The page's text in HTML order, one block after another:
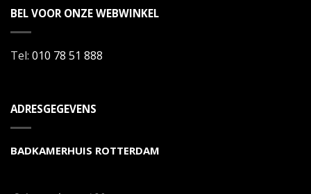
BEL VOOR ONZE WEBWINKEL
Tel: 010 78 51 888
ADRESGEGEVENS
BADKAMERHUIS ROTTERDAM